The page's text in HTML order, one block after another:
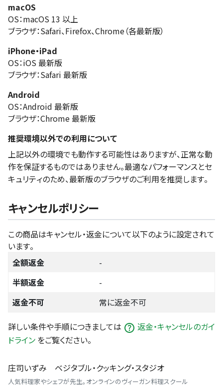
macOS
OS：macOS 13 以上
ブラウザ：Safari、Firefox、Chrome（各最新版）
iPhone・iPad
OS：iOS 最新版
ブラウザ：Safari 最新版
Android
OS：Android 最新版
ブラウザ：Chrome 最新版
推奨環境以外での利用について
上記以外の環境でも動作する可能性はありますが、正常な動
作を保証するものではありません。最適なパフォーマンスとセ
キュリティのため、最新版のブラウザのご利用を推奨します。
キャンセルポリシー
この商品はキャンセル・返金について以下のように設定されて
います。
全額返金
-
半額返金
-
返金不可
常に返金不可
詳しい条件や手順につきましては
返金・キャンセルのガイ
ドライン をご覧ください。
庄司いずみ ベジタブル・クッキング・スタジオ
人気料理家やシェフが先生。オンラインのヴィーガン料理スクール